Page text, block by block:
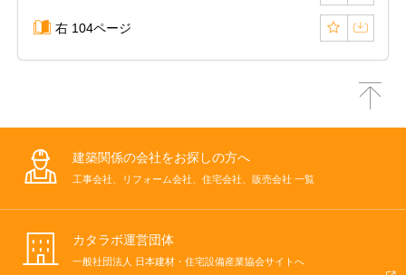
右 104ページ
建築関係の会社をお探しの方へ
工事会社、リフォーム会社、住宅会社、販売会社 一覧
カタラボ運営団体
一般社団法人 日本建材・住宅設備産業協会サイトへ